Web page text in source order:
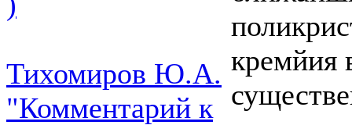
Тихомиров Ю.А.
"Комментарий к
кремйия